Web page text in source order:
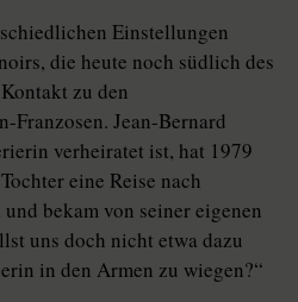
Einstellungen
die heute noch südlich des
zu den
Franzosen. Jean-Bernard
verheiratet ist, hat 1979
eine Reise nach
bekam von seiner eigenen
uns doch nicht etwa dazu
in den Armen zu wiegen?“